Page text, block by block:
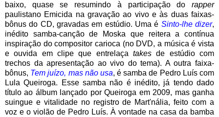
baixo, quase se resumindo à participação do rapper
paulistano Emicida na gravação ao vivo e às duas faixas-
bônus do CD, gravadas em estúdio. Uma é Sinto-lhe dizer,
inédito samba-canção de Moska que reitera a contínua
inspiração do compositor carioca (no DVD, a música é vista
e ouvida em clipe que entrelaça takes de estúdio com
trechos da apresentação ao vivo do tema). A outra faixa-
bônus, Tem juízo, mas não usa, é samba de Pedro Luís com
Lula Queiroga. Esse samba não é inédito, já tendo dado
título ao álbum lançado por Queiroga em 2009, mas ganha
suingue e vitalidade no registro de Mart'nália, feito com a
voz e o violão de Pedro Luís. À vontade na casa da bamba